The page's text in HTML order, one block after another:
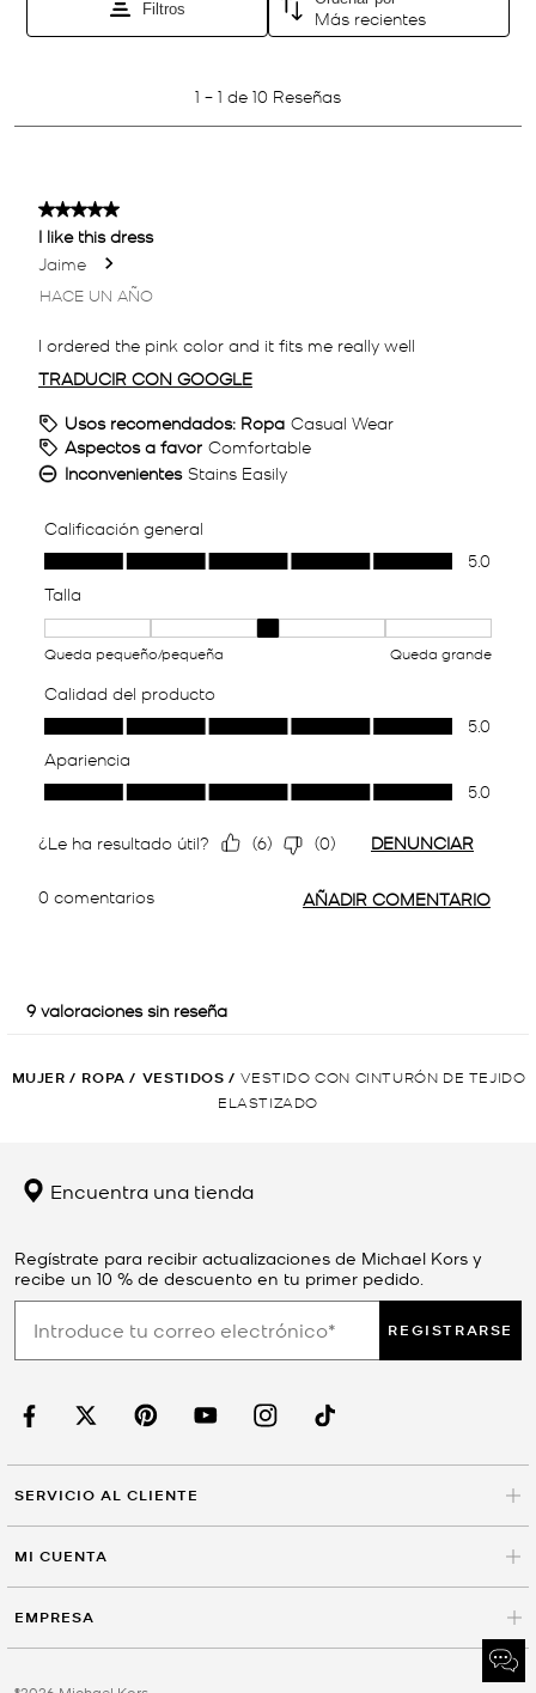
MUJER / ROPA / VESTIDOS / VESTIDO CON CINTURÓN DE TEJIDO
ELASTIZADO
Encuentra una tienda
Regístrate para recibir actualizaciones de Michael Kors y
recibe un 10 % de descuento en tu primer pedido.
REGISTRARSE
SERVICIO AL CLIENTE
MI CUENTA
EMPRESA